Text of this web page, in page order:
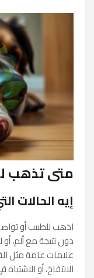
متى تذهب
إيه الحالات
اذهب للطبيب أو
علامات عامة مثل
الانتفاخ، أو